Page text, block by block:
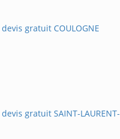
gratuit COULOGNE
gratuit SAINT-LAURENT-